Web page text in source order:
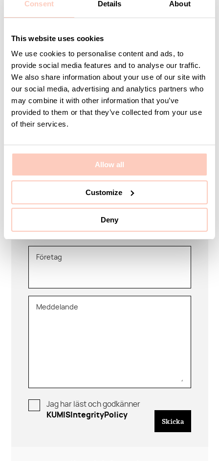
Consent Details About
This website uses cookies
We use cookies to personalise content and ads, to
provide social media features and to analyse our traffic.
We also share information about your use of our site with
our social media, advertising and analytics partners who
may combine it with other information that you’ve
provided to them or that they’ve collected from your use
of their services.
Allow all
Customize
Deny
Kontakta KUMI
Är ni ute efter en specifik produkt eller kanske en
helhetslösning just för er? Vi hjälper er med allt från
produkter, idéer och orders till att utforma bra
lösningar efter just ert behov eller projekt.
Vi finns här som ett team hela vägen så ni kan känna
er trygga med hjälp och support.
E-post
Företag
Meddelande
Jag har läst och godkänner
KUMISIntegrityPolicy
Skicka